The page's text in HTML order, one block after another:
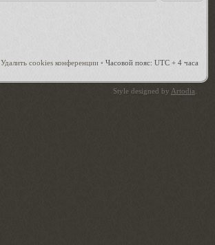
Удалить cookies конференции • Часовой пояс: UTC + 4 часа
Style designed by Artodia